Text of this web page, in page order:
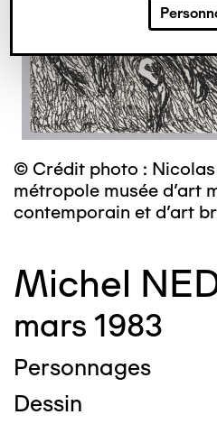
© Crédit photo :
métropole musée d’art
contemporain et d’art
Michel
mars 1983
Personnages
Dessin